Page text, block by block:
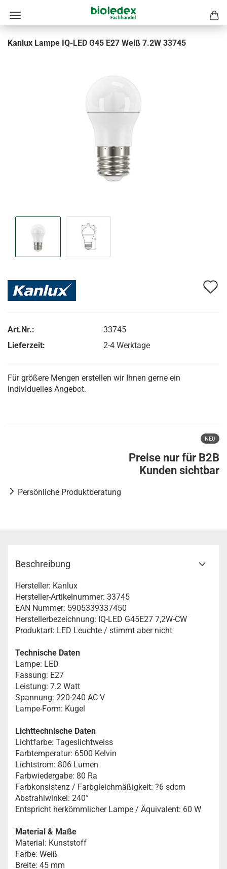
Kanlux Lampe IQ-LED G45 E27 Weiß 7.2W 33745
Art.Nr.:
33745
Lieferzeit:
2-4 Werktage
Für größere Mengen erstellen wir Ihnen gerne ein
individuelles Angebot.
NEU
Preise nur für B2B
Kunden sichtbar
Persönliche Produktberatung
Beschreibung
Hersteller: Kanlux
Hersteller-Artikelnummer: 33745
EAN Nummer: 5905339337450
Herstellerbezeichnung: IQ-LED G45E27 7,2W-CW
Produktart: LED Leuchte / stimmt aber nicht
Technische Daten
Lampe: LED
Fassung: E27
Leistung: 7.2 Watt
Spannung: 220-240 AC V
Lampe-Form: Kugel
Lichttechnische Daten
Lichtfarbe: Tageslichtweiss
Farbtemperatur: 6500 Kelvin
Lichtstrom: 806 Lumen
Farbwiedergabe: 80 Ra
Farbkonsistenz / Farbgleichmäßigkeit: ?6 sdcm
Abstrahlwinkel: 240°
Entspricht herkömmlicher Lampe / Äquivalent: 60 W
Material & Maße
Material: Kunststoff
Farbe: Weiß
Breite: 45 mm